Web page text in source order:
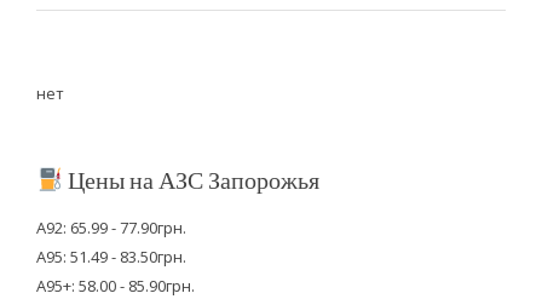
нет
Цены на АЗС Запорожья
А92: 65.99 - 77.90грн.
А95: 51.49 - 83.50грн.
А95+: 58.00 - 85.90грн.